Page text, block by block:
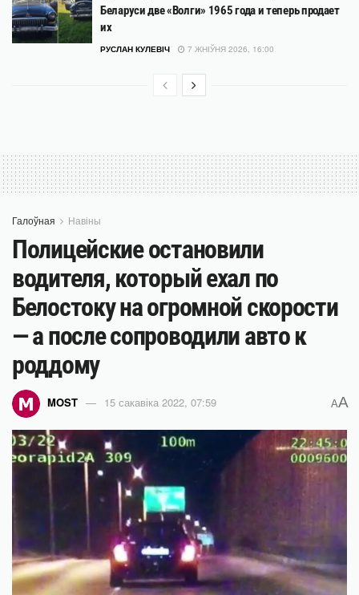
Беларуси две «Волги» 1965 года и теперь продает
их
РУСЛАН КУЛЕВІЧ 7 ЖНІЎНЯ 2026, 16:00
Галоўная Навіны
Полицейские остановили
водителя, который ехал по
Белостоку на огромной скорости
— а после сопроводили авто к
роддому
MOST 15 сакавіка 2022, 07:59 AA